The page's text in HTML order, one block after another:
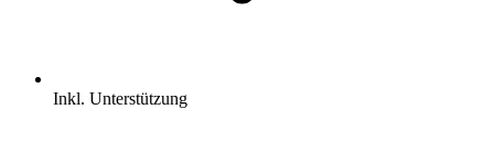
Inkl. Unterstützung